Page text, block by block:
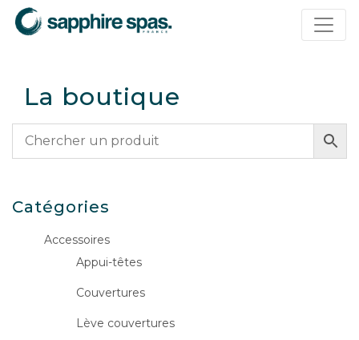
La boutique
Catégories
Accessoires
Appui-têtes
Couvertures
Lève couvertures
Panneau de gestion des cookies